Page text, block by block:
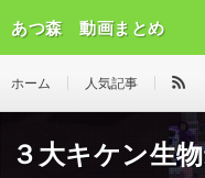
あつ森 動画まとめ
ホーム 人気記事
３大キケン生